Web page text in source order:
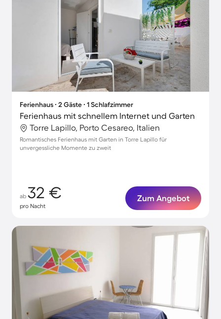
Ferienhaus ∙ 2 Gäste ∙ 1 Schlafzimmer
Ferienhaus mit schnellem Internet und Garten
Torre Lapillo, Porto Cesareo, Italien
Romantisches Ferienhaus mit Garten in Torre Lapillo für
unvergessliche Momente zu zweit
ab 32 €
pro Nacht
Zum Angebot